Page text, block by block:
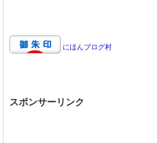
にほんブログ村
スポンサーリンク